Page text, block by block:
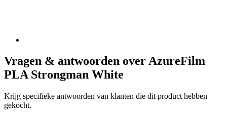
Vragen & antwoorden over AzureFilm
PLA Strongman White
Krijg specifieke antwoorden van klanten die dit product hebben
gekocht.